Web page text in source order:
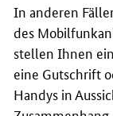
In anderen
des
stellen Ihnen
eine Gutschrift
Handys in